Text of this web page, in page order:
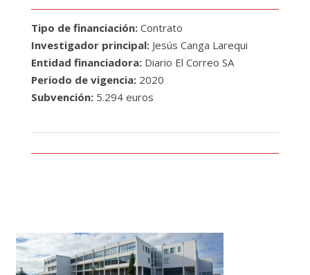
Tipo de financiación: Contrato
Investigador principal: Jesús Canga Larequi
Entidad financiadora: Diario El Correo SA
Periodo de vigencia: 2020
Subvención: 5.294 euros